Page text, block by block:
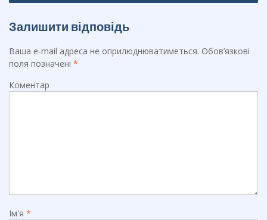
Залишити відповідь
Ваша e-mail адреса не оприлюднюватиметься. Обов’язкові
поля позначені *
Коментар
Ім'я *